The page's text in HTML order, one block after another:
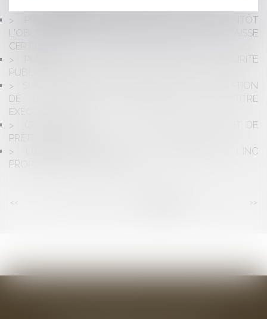
PROFESSIONNELS ASSUJETTIS À LA TVA: BIENTÔT
L'OBLIGATION D'UTILISER DES LOGICIELS DE CAISSE
CERTIFIÉS
PUBLICATION DE LA LOI RELATIVE À LA SÉCURITÉ
PUBLIQUE
SUR LA RECEVABILITÉ DE L'ACTION EN LIQUIDATION
DE LA CRÉANCE CONSTATÉE PAR UN TITRE
EXÉCUTOIRE
CROWDFUNDING : EST-IL VRAIMENT PRUDENT DE
PRÊTER AUX PME ?
LITIGES EN DROIT DE LA CONSOMMATION: L'INC
PROPOSE 160 LETTRES TYPES
<< >>